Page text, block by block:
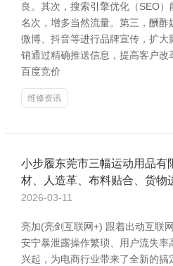
良。其次，搜索引擎优化（SEO
名次，增多当然流量。第三，酬酢
微博、抖音等进行品牌宣传，扩
销通过精确推送信息，提高客户改
百度竞价
维修资讯
小步履东莞市三幅运动用品有
材、人造革、布料贴合、货物
2026-03-11
亮加(亮剑互联网+) 跟着出动互联
安宁暴泄露操作繁琐、用户流失率
兴起，为电商行业带来了全新的